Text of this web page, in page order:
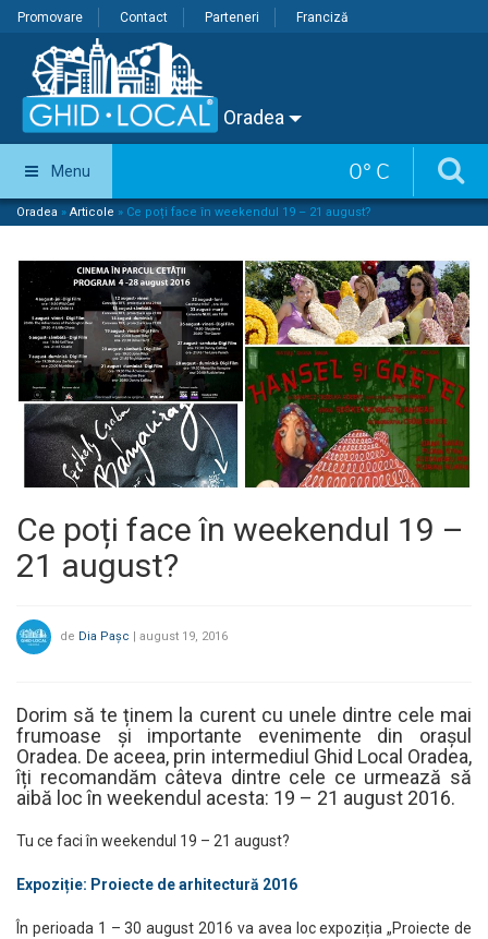
Promovare Contact Parteneri Franciză
Oradea
0° C
Menu
Oradea » Articole » Ce poți face în weekendul 19 – 21 august?
Ce poți face în weekendul 19 –
21 august?
de Dia Pașc | august 19, 2016
Dorim să te ținem la curent cu unele dintre cele mai
frumoase și importante evenimente din orașul
Oradea. De aceea, prin intermediul Ghid Local Oradea,
îți recomandăm câteva dintre cele ce urmează să
aibă loc în weekendul acesta: 19 – 21 august 2016.
Tu ce faci în weekendul 19 – 21 august?
Expoziție: Proiecte de arhitectură 2016
În perioada 1 – 30 august 2016 va avea loc expoziția „Proiecte de